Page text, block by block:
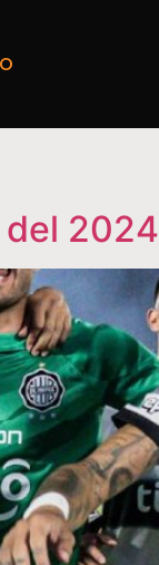
del 2024